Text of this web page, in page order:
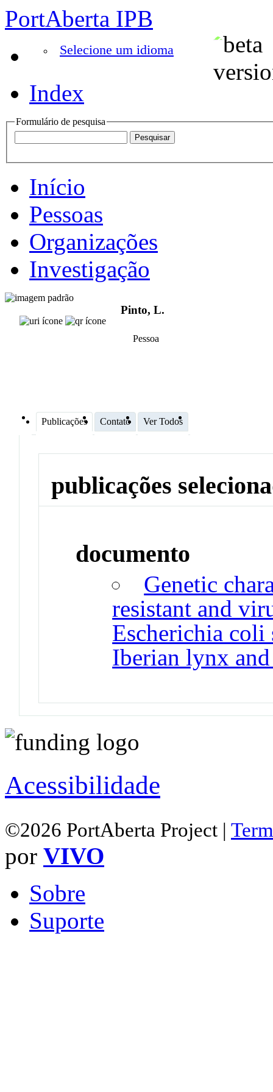
PortAberta IPB
Selecione um idioma
Index
Formulário de pesquisa
Início
Pessoas
Organizações
Investigação
Pinto, L.
Pessoa
Publicações Contato Ver Todos
publicações
documento
Genetic
resistant and
Escherichia coli
Iberian lynx
Acessibilidade
©2026 PortAberta Project |
por VIVO
Sobre
Suporte